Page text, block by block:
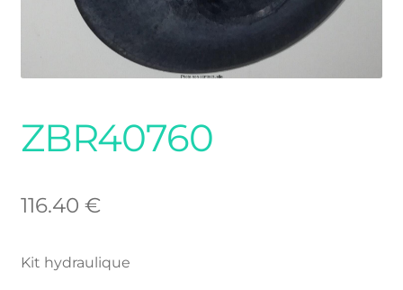
ZBR40760
116.40 €
Kit hydraulique